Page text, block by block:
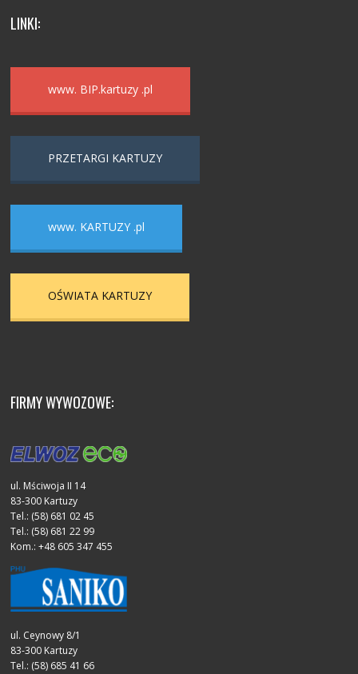
LINKI:
www. BIP.kartuzy .pl
PRZETARGI KARTUZY
www. KARTUZY .pl
OŚWIATA KARTUZY
FIRMY WYWOZOWE:
ul. Mściwoja II 14
83-300 Kartuzy
Tel.: (58) 681 02 45
Tel.: (58) 681 22 99
Kom.: +48 605 347 455
ul. Ceynowy 8/1
83-300 Kartuzy
Tel.: (58) 685 41 66